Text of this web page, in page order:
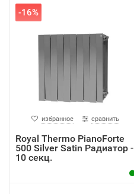
-16%
избранное сравнить
Royal Thermo PianoForte
500 Silver Satin Радиатор -
10 секц.